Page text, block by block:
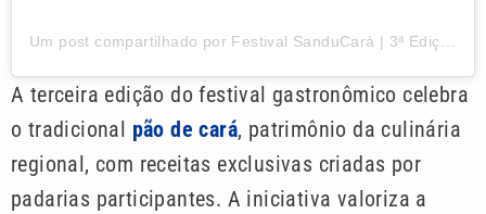
Um post compartilhado por Festival SanduCará | 3ª Edição (@sanducarafestival)
A terceira edição do festival gastronômico celebra
o tradicional pão de cará, patrimônio da culinária
regional, com receitas exclusivas criadas por
padarias participantes. A iniciativa valoriza a